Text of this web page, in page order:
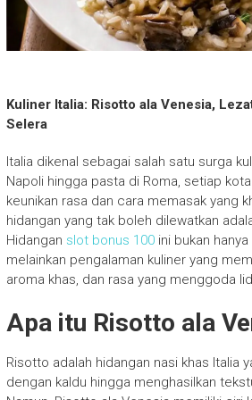
Kuliner Italia: Risotto ala Venesia,
Selera
Italia dikenal sebagai salah satu surga
Napoli hingga pasta di Roma, setiap
keunikan rasa dan cara memasak yang
hidangan yang tak boleh dilewatkan
Hidangan slot bonus 100ini bukan hanya
melainkan pengalaman kuliner yang
aroma khas, dan rasa yang menggoda
Apa itu Risotto ala
Risotto adalah hidangan nasi khas Italia
dengan kaldu hingga menghasilkan